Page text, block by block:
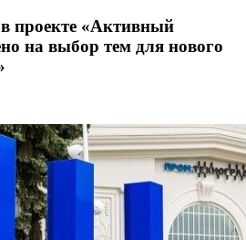
проекте «Активный
на выбор тем для нового